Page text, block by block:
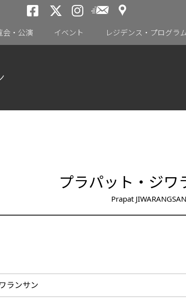
トーキョーアー
トーキョーアー
トーキョー
メールニュ
アクセス
会・公演 イベント レジデンス・プログラ
プラパット・ジワ
Prapat JIWARANGSAN
ランサン